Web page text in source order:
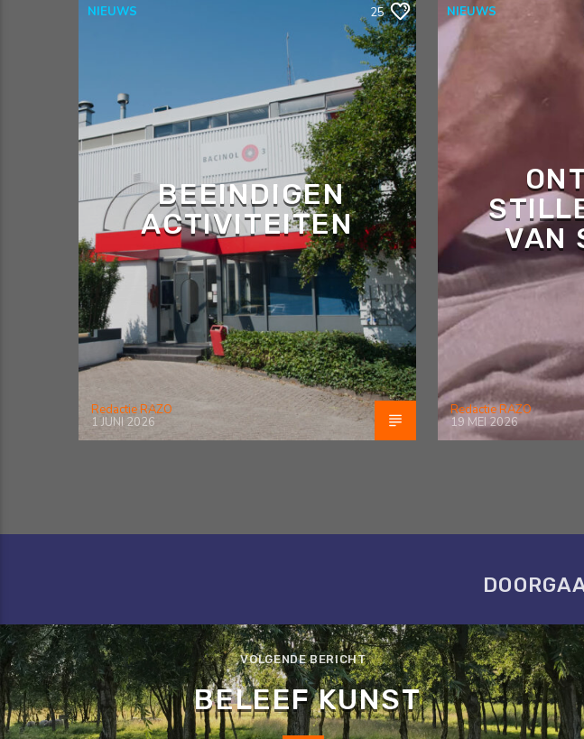
NIEUWS 25
BEEINDIGEN
ACTIVITEITEN
Redactie RAZO
1 JUNI 2026
NIEUWS
VAN
Redactie RAZO
19 MEI 2026
VOLGENDE BERICHT
BELEEF KUNST